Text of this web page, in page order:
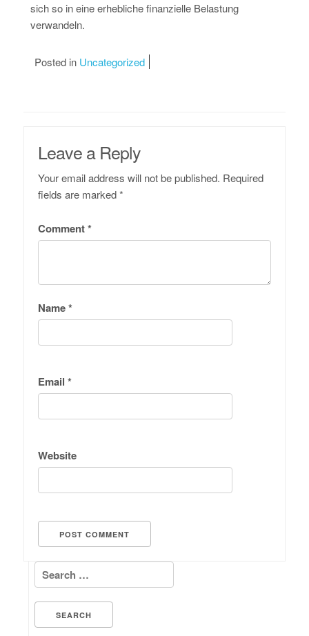
sich so in eine erhebliche finanzielle Belastung
verwandeln.
Posted in Uncategorized
Leave a Reply
Your email address will not be published. Required
fields are marked*
Comment*
Name*
Email *
Website
Search for: